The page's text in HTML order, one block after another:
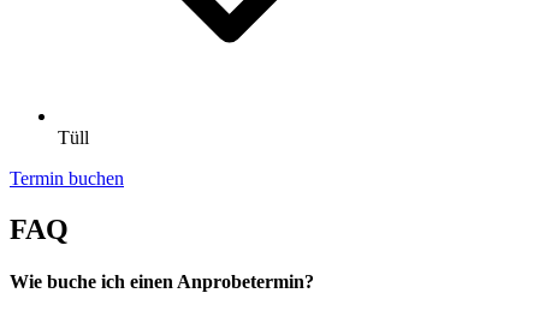
Tüll
Termin buchen
FAQ
Wie buche ich einen Anprobetermin?